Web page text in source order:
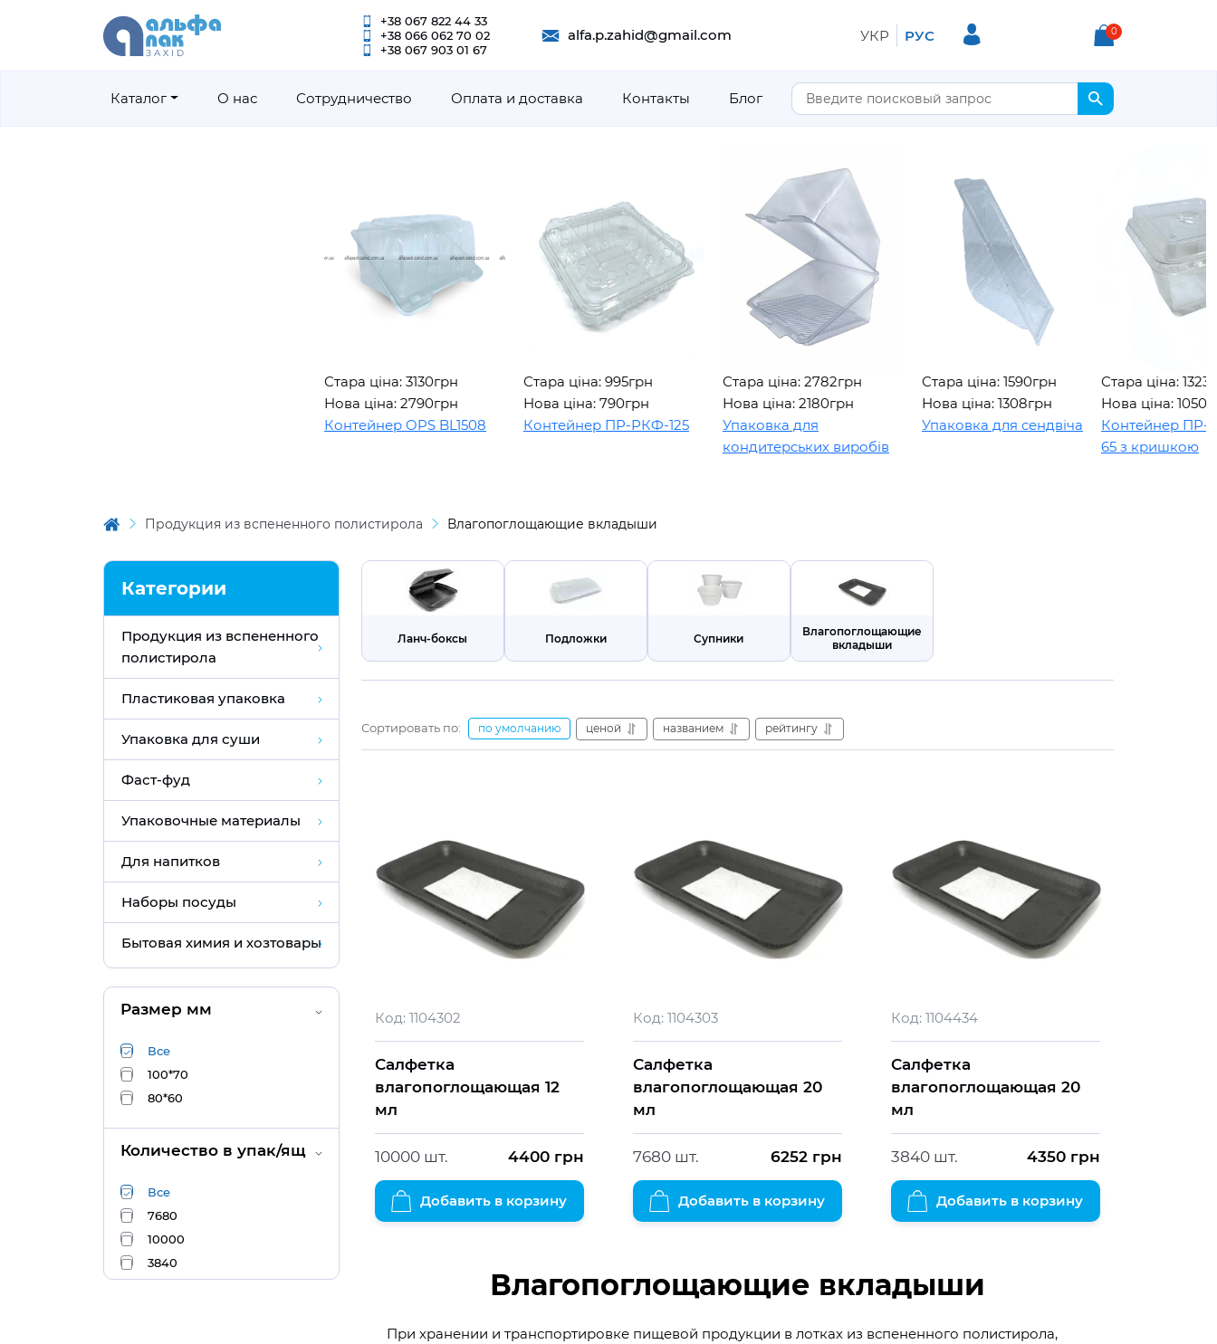
+38 067 822 44 33
+38 066 062 70 02
+38 067 903 01 67
alfa.p.zahid@gmail.com УКР РУС 0
Каталог О нас Сотрудничество Оплата и доставка Контакты Блог
Стара ціна: 3130грн
Нова ціна: 2790грн
Контейнер OPS BL1508
Стара ціна: 995грн
Нова ціна: 790грн
Контейнер ПР-РКФ-125
Стара ціна: 2782грн
Нова ціна: 2180грн
Упаковка для
кондитерських виробів
Стара ціна: 1590грн
Нова ціна: 1308грн
Упаковка для сендвіча
Стара ціна: 1323грн
Нова ціна: 1050грн
Контейнер ПР-УП-
65 з кришкою
Продукция из вспененного полистирола Влагопоглощающие вкладыши
Категории
Продукция из вспененного
полистирола
Пластиковая упаковка
Упаковка для суши
Фаст-фуд
Упаковочные материалы
Для напитков
Наборы посуды
Бытовая химия и хозтовары
Размер мм
Все
100*70
80*60
Количество в упак/ящ
Все
7680
10000
3840
Ланч-боксы Подложки Супники
Влагопоглощающие
вкладыши
Сортировать по: по умолчанию ценой названием рейтингу
Код: 1104302
Салфетка
влагопоглощающая 12
мл
10000 шт. 4400 грн
Добавить в корзину
Код: 1104303
Салфетка
влагопоглощающая 20
мл
7680 шт. 6252 грн
Добавить в корзину
Код: 1104434
Салфетка
влагопоглощающая 20
мл
3840 шт. 4350 грн
Добавить в корзину
Влагопоглощающие вкладыши
При хранении и транспортировке пищевой продукции в лотках из вспененного полистирола,